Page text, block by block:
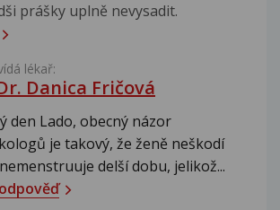
prášky uplně nevysadit.
lékař:
Danica Fričová
den Lado, obecný názor
je takový, že ženě neškodí
delší dobu, jelikož...